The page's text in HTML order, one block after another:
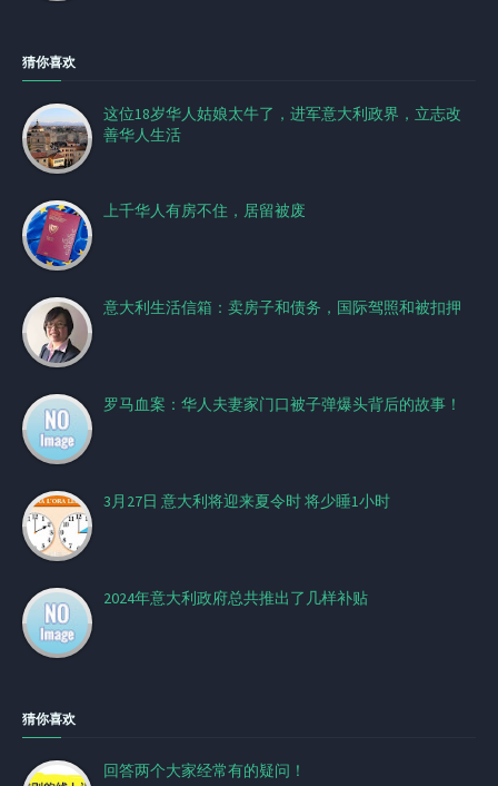
猜你喜欢
这位18岁华人姑娘太牛了，进军意大利政界，立志改
善华人生活
上千华人有房不住，居留被废
意大利生活信箱：卖房子和债务，国际驾照和被扣押
罗马血案：华人夫妻家门口被子弹爆头背后的故事！
3月27日 意大利将迎来夏令时 将少睡1小时
2024年意大利政府总共推出了几样补贴
猜你喜欢
回答两个大家经常有的疑问！